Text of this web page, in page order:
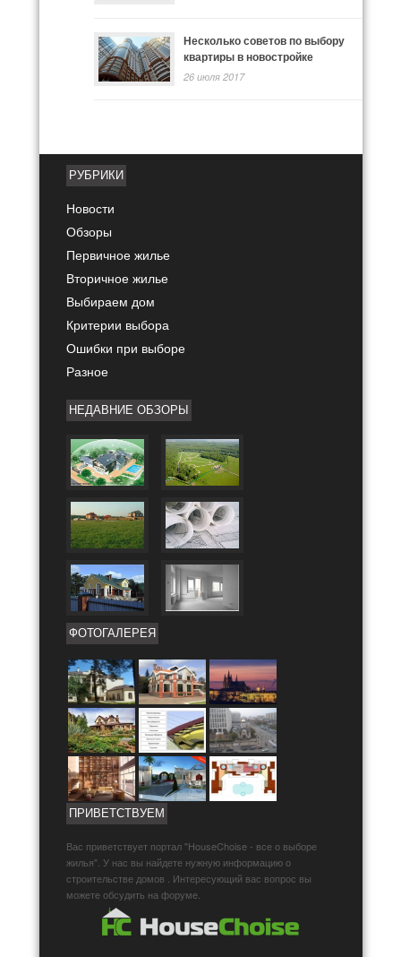
Несколько советов по выбору
квартиры в новостройке
26 июля 2017
РУБРИКИ
Новости
Обзоры
Первичное жилье
Вторичное жилье
Выбираем дом
Критерии выбора
Ошибки при выборе
Разное
НЕДАВНИЕ ОБЗОРЫ
ФОТОГАЛЕРЕЯ
ПРИВЕТСТВУЕМ
Вас приветствует портал "HouseChoise - все о выборе
жилья". У нас вы найдете нужную информацию о
строительстве домов . Интересующий вас вопрос вы
можете обсудить на форуме.